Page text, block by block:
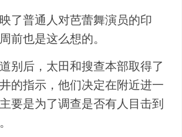
了普通人对芭蕾舞演员的印
前也是这么想的。
别后，太田和搜查本部取得了
的指示，他们决定在附近进一
要是为了调查是否有人目击到